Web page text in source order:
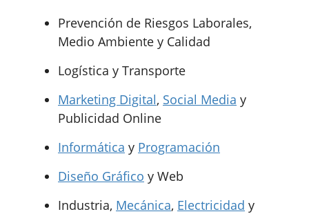
Prevención de Riesgos Laborales,
Medio Ambiente y Calidad
Logística y Transporte
Marketing Digital, Social Media y
Publicidad Online
Informática y Programación
Diseño Gráfico y Web
Industria, Mecánica, Electricidad y